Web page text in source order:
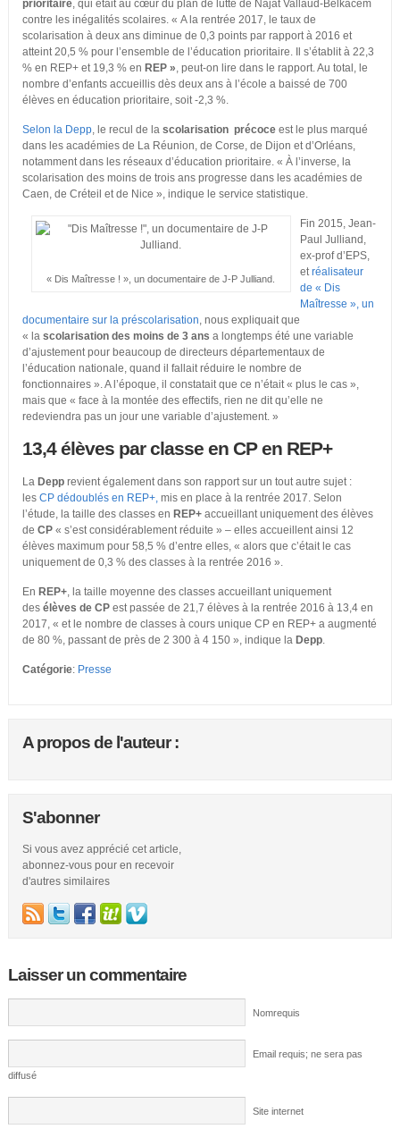
prioritaire, qui était au cœur du plan de lutte de Najat Vallaud-Belkacem
contre les inégalités scolaires. « A la rentrée 2017, le taux de
scolarisation à deux ans diminue de 0,3 points par rapport à 2016 et
atteint 20,5 % pour l’ensemble de l’éducation prioritaire. Il s’établit à 22,3
% en REP+ et 19,3 % en REP », peut-on lire dans le rapport. Au total, le
nombre d’enfants accueillis dès deux ans à l’école a baissé de 700
élèves en éducation prioritaire, soit -2,3 %.
Selon la Depp, le recul de la scolarisation précoceest le plus marqué
dans les académies de La Réunion, de Corse, de Dijon et d’Orléans,
notamment dans les réseaux d’éducation prioritaire. « À l’inverse, la
scolarisation des moins de trois ans progresse dans les académies de
Caen, de Créteil et de Nice », indique le service statistique.
« Dis Maîtresse ! », un documentaire de J-P Julliand.
Fin 2015, Jean-
Paul Julliand,
ex-prof d’EPS,
etréalisateur
de « Dis
Maîtresse », un
documentaire sur la préscolarisation, nous expliquait que
« la scolarisation des moins de 3 ans a longtemps été une variable
d’ajustement pour beaucoup de directeurs départementaux de
l’éducation nationale, quand il fallait réduire le nombre de
fonctionnaires ». A l’époque, il constatait que ce n’était « plus le cas »,
mais que « face à la montée des effectifs, rien ne dit qu’elle ne
redeviendra pas un jour une variable d’ajustement. »
13,4 élèves par classe en CP en REP+
La Depprevient également dans son rapport sur un tout autre sujet :
les CP dédoublés en REP+, mis en place à la rentrée 2017. Selon
l’étude, la taille des classes en REP+accueillant uniquement des élèves
de CP« s’est considérablement réduite » – elles accueillent ainsi 12
élèves maximum pour 58,5 % d’entre elles, « alors que c’était le cas
uniquement de 0,3 % des classes à la rentrée 2016 ».
En REP+, la taille moyenne des classes accueillant uniquement
desélèves de CPest passée de 21,7 élèves à la rentrée 2016 à 13,4 en
2017, « et le nombre de classes à cours unique CP en REP+ a augmenté
de 80 %, passant de près de 2 300 à 4 150 », indique la Depp.
Catégorie: Presse
A propos de l'auteur :
S'abonner
Si vous avez apprécié cet article,
abonnez-vous pour en recevoir
d'autres similaires
Laisser un commentaire
Nomrequis
Email requis; ne sera pas
diffusé
Site internet